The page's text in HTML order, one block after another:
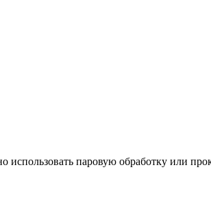
паровую обработку или